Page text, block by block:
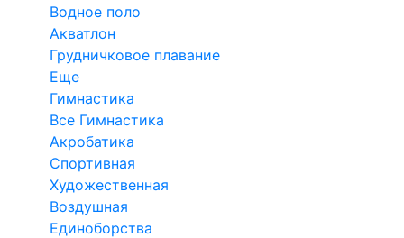
Водное поло
Акватлон
Грудничковое плавание
Еще
Гимнастика
Все Гимнастика
Акробатика
Спортивная
Художественная
Воздушная
Единоборства